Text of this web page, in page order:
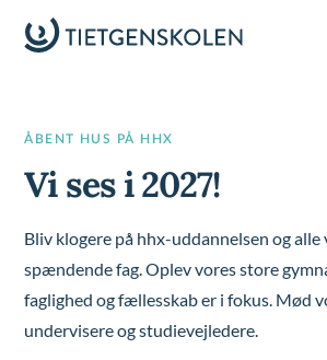
ÅBENT HUS PÅ HHX
Vi ses i 2027!
Bliv klogere på hhx-uddannelsen og alle
spændende fag. Oplev vores store
faglighed og fællesskab er i fokus. Mød
undervisere og studievejledere.